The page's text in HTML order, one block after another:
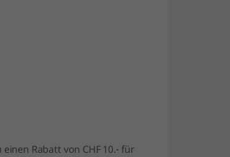
Rabatt von CHF 10.- für